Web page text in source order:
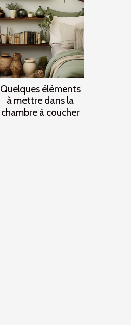
Quelques éléments
à mettre dans la
chambre à coucher